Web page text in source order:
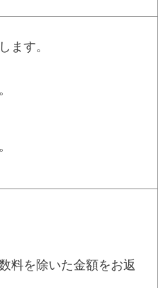
ます。
料を除いた金額をお返